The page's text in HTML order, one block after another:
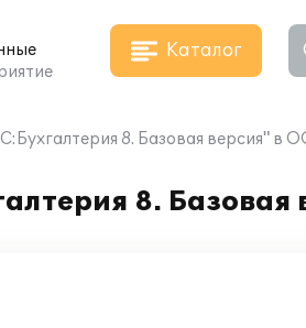
Каталог
8. Базовая версия"
8.